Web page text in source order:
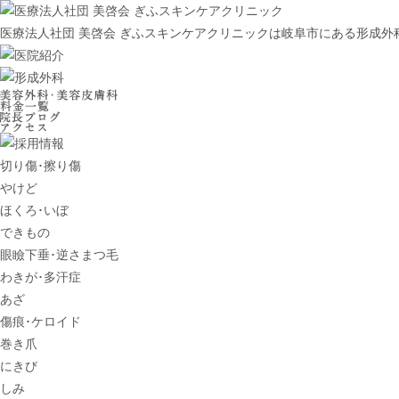
医療法人社団 美啓会 ぎふスキンケアクリニックは岐阜市にある形成外
切り傷･擦り傷
やけど
ほくろ･いぼ
できもの
眼瞼下垂･逆さまつ毛
わきが･多汗症
あざ
傷痕･ケロイド
巻き爪
にきび
しみ